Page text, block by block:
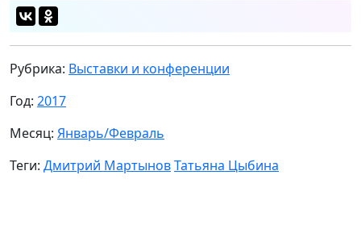
Рубрика: Выставки и конференции
Год: 2017
Месяц: Январь/Февраль
Теги: Дмитрий МартыновТатьяна Цыбина